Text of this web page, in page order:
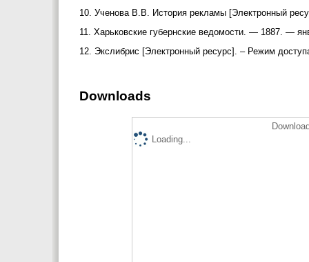
10. Ученова В.В. История рекламы [Электронный
11. Харьковские губернские ведомости. — 1887. —
12. Экслибрис [Электронный ресурс]. – Режим
Downloads
Loading...